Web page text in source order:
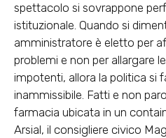
spettacolo si sovrappone
istituzionale. Quando si
amministratore è eletto per
problemi e non per allargare
impotenti, allora la politica si
inammissibile. Fatti e non
farmacia ubicata in un
Arsial, il consigliere civico